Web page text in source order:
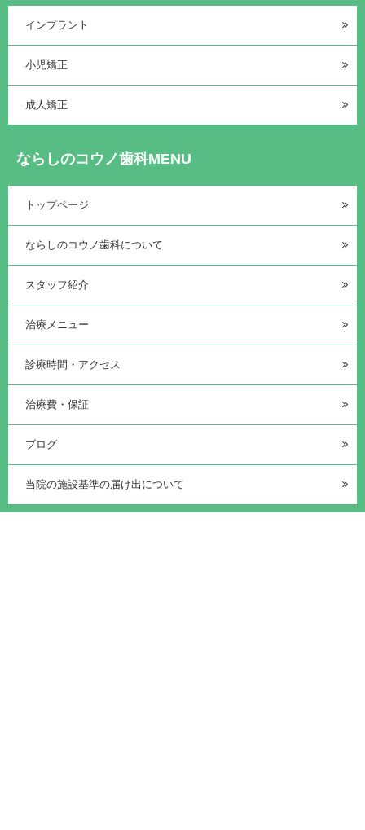
インプラント
小児矯正
成人矯正
ならしのコウノ歯科MENU
トップページ
ならしのコウノ歯科について
スタッフ紹介
治療メニュー
診療時間・アクセス
治療費・保証
ブログ
当院の施設基準の届け出について